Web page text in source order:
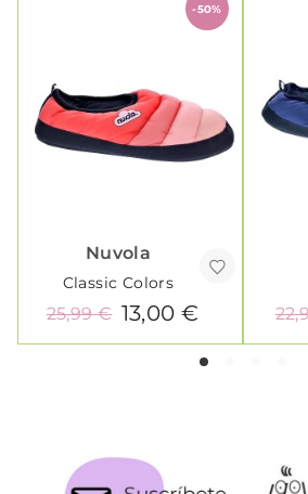
-50%
Nuvola
Classic Colors
13,00 €
25,99 €